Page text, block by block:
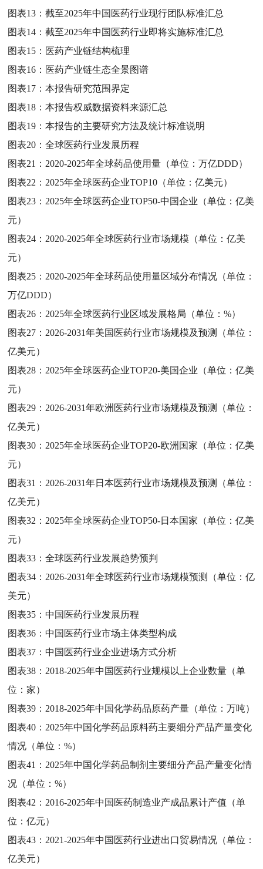
图表13：截至2025年中国医药行业现行团队标准汇总
图表14：截至2025年中国医药行业即将实施标准汇总
图表15： 医药产业链结构梳理
图表16： 医药产业链生态全景图谱
图表17：本报告研究范围界定
图表18：本报告权威数据资料来源汇总
图表19：本报告的主要研究方法及统计标准说明
图表20：全球医药行业发展历程
图表21： 2020-2025年全球药品使用量（单位：万亿DDD）
图表22： 2025年全球医药企业TOP10（单位：亿美元）
图表23： 2025年全球医药企业TOP50-中国企业（单位：亿美
元）
图表24： 2020-2025年全球医药行业市场规模（单位：亿美
元）
图表25： 2020-2025年全球药品使用量区域分布情况（单位：
万亿DDD）
图表26： 2025年全球医药行业区域发展格局（单位：%）
图表27： 2026-2031年美国医药行业市场规模及预测（单位：
亿美元）
图表28： 2025年全球医药企业TOP20-美国企业（单位：亿美
元）
图表29： 2026-2031年欧洲医药行业市场规模及预测（单位：
亿美元）
图表30： 2025年全球医药企业TOP20-欧洲国家（单位：亿美
元）
图表31： 2026-2031年日本医药行业市场规模及预测（单位：
亿美元）
图表32： 2025年全球医药企业TOP50-日本国家（单位：亿美
元）
图表33：全球医药行业发展趋势预判
图表34： 2026-2031年全球医药行业市场规模预测（单位：亿
美元）
图表35：中国医药行业发展历程
图表36：中国医药行业市场主体类型构成
图表37：中国医药行业企业进场方式分析
图表38： 2018-2025年中国医药行业规模以上企业数量（单
位：家）
图表39： 2018-2025年中国化学药品原药产量（单位：万吨）
图表40： 2025年中国化学药品原料药主要细分产品产量变化
情况（单位：%）
图表41： 2025年中国化学药品制剂主要细分产品产量变化情
况（单位：%）
图表42： 2016-2025年中国医药制造业产成品累计产值（单
位：亿元）
图表43： 2021-2025年中国医药行业进出口贸易情况（单位：
亿美元）